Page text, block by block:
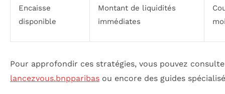
Encaisse
disponible
Montant de liquidités
immédiates
Pour approfondir ces stratégies, vous pouvez
lancezvous.bnpparibas ou encore des guides